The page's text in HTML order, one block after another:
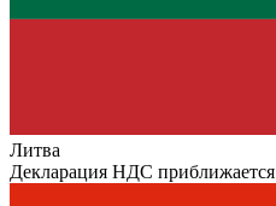
Литва
Декларация НДС приближается